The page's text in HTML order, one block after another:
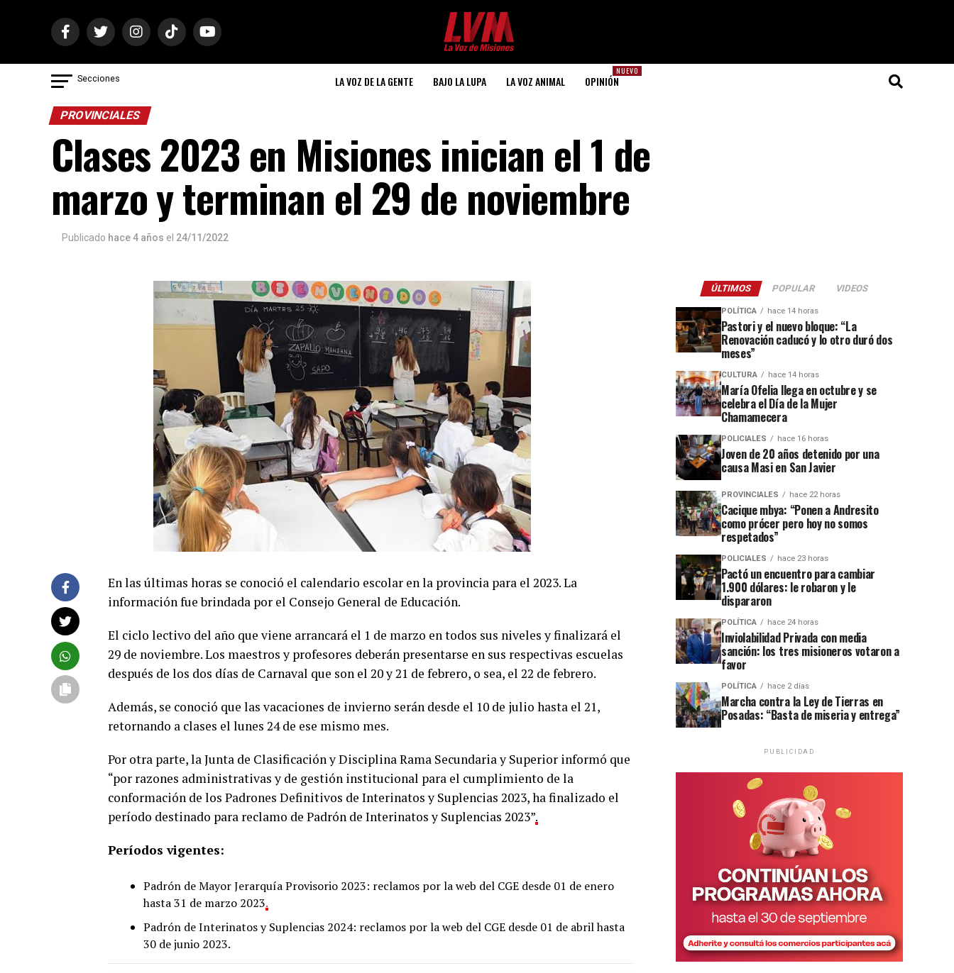
Secciones LA VOZ DE LA GENTE BAJO LA LUPA LA VOZ ANIMAL
NUEVO
OPINIÓN
PROVINCIALES
Clases 2023 en Misiones inician el 1 de
marzo y terminan el 29 de noviembre
Publicado hace 4 años el 24/11/2022
En las últimas horas se conoció el calendario escolar en la provincia para el 2023. La
información fue brindada por el Consejo General de Educación.
El ciclo lectivo del año que viene arrancará el 1 de marzo en todos sus niveles y finalizará el
29 de noviembre. Los maestros y profesores deberán presentarse en sus respectivas escuelas
después de los dos días de Carnaval que son el 20 y 21 de febrero, o sea, el 22 de febrero.
Además, se conoció que las vacaciones de invierno serán desde el 10 de julio hasta el 21,
retornando a clases el lunes 24 de ese mismo mes.
Por otra parte, la Junta de Clasificación y Disciplina Rama Secundaria y Superior informó que
“por razones administrativas y de gestión institucional para el cumplimiento de la
conformación de los Padrones Definitivos de Interinatos y Suplencias 2023, ha finalizado el
período destinado para reclamo de Padrón de Interinatos y Suplencias 2023”.
Períodos vigentes:
Padrón de Mayor Jerarquía Provisorio 2023: reclamos por la web del CGE desde 01 de enero
hasta 31 de marzo 2023.
Padrón de Interinatos y Suplencias 2024: reclamos por la web del CGE desde 01 de abril hasta
30 de junio 2023.
ÚLTIMOS POPULAR VIDEOS
POLÍTICA hace 14 horas
Pastori y el nuevo bloque: “La
Renovación caducó y lo otro duró dos
meses”
CULTURA hace 14 horas
María Ofelia llega en octubre y se
celebra el Día de la Mujer
Chamamecera
POLICIALES hace 16 horas
Joven de 20 años detenido por una
causa Masi en San Javier
PROVINCIALES hace 22 horas
Cacique mbya: “Ponen a Andresito
como prócer pero hoy no somos
respetados”
POLICIALES hace 23 horas
Pactó un encuentro para cambiar
1.900 dólares: le robaron y le
dispararon
POLÍTICA hace 24 horas
Inviolabilidad Privada con media
sanción: los tres misioneros votaron a
favor
POLÍTICA hace 2 días
Marcha contra la Ley de Tierras en
Posadas: “Basta de miseria y entrega”
PUBLICIDAD